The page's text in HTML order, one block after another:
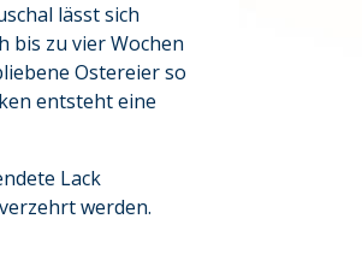
lässt sich
bis zu vier Wochen
Ostereier so
entsteht eine
Lack
werden.